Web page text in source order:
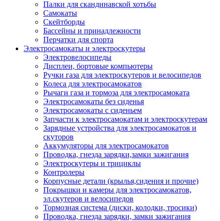
Палки для скандинавской хотьбы
Самокаты
Скейтборды
Бассейны и принадлежности
Перчатки для спорта
Электросамокаты и электроскутеры
Электровелосипеды
Дисплеи, бортовые компьютеры
Ручки газа для электроскутеров и велосипедов
Колеса для электросамокатов
Рычаги газа и тормоза для электросамоката
Электросамокаты без сиденья
Электросамокаты с сиденьем
Запчасти к электросамокатам и электроскутерам
Зарядные устройства для электросамокатов и
скуторов
Аккумуляторы для электросамокатов
Проводка, гнезда зарядки,замки зажигания
Электроскутеры и трициклы
Контролеры
Корпусные детали (крылья,сидения и прочие)
Покрышки и камеры для электросамокатов,
эл.скутеров и велосипедов
Тормозная система (диски, колодки, тросики)
Проводка, гнезда зарядки, замки зажигания